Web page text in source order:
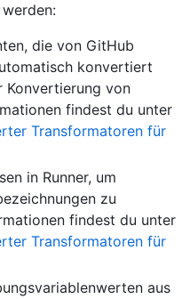
die von GitHub
konvertiert
Konvertierung von
findest du unter
Transformatoren für
in Runner, um
zu
findest du unter
Transformatoren für
aus